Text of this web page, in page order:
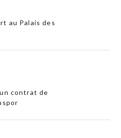
au Palais des
contrat de